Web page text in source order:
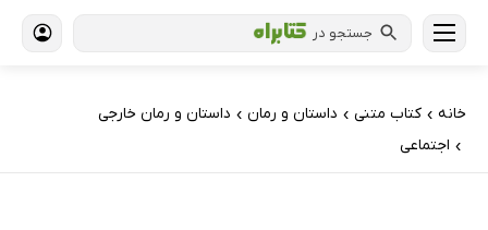
جستجو در
خانه › کتاب‌ متنی › داستان و رمان › داستان و رمان خارجی
› اجتماعی